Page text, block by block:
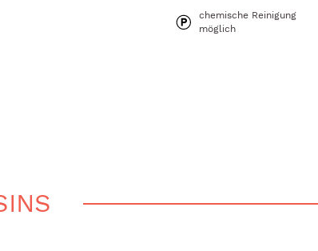
chemische Reinigung
möglich